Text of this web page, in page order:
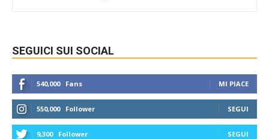
SEGUICI SUI SOCIAL
540,000 Fans MI PIACE
550,000 Follower SEGUI
9,300 Follower SEGUI